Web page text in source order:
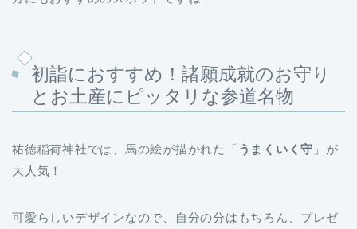
とお土産にピッタリな参道名物
祐徳稲荷神社では、馬の絵が描かれた「うまくいく守」が
可愛らしいデザインなので、自分の分はもちろん、プレゼ